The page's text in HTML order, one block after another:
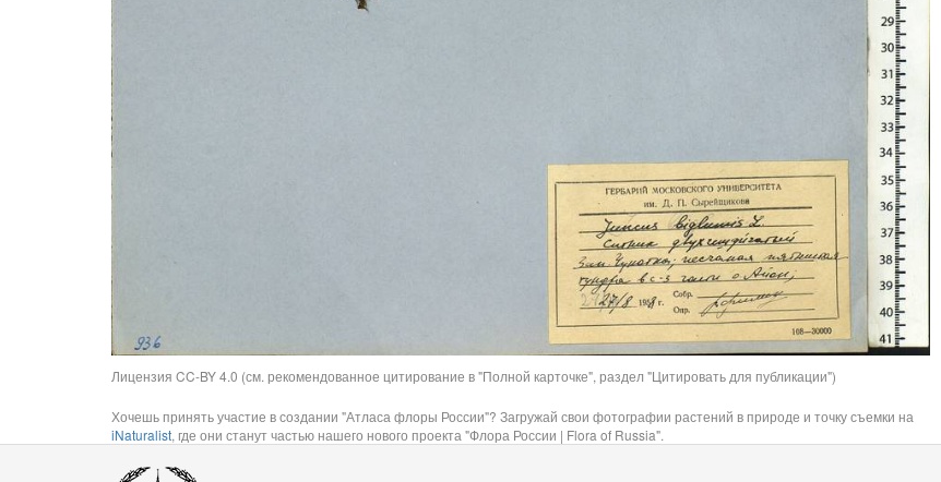
Лицензия CC-BY 4.0 (см. рекомендованное цитирование в "Полной карточке", раздел "Цитировать для публикации")
Хочешь принять участие в создании "Атласа флоры России"? Загружай свои фотографии растений в природе и точку съемки на
iNaturalist, где они станут частью нашего нового проекта "Флора России | Flora of Russia".